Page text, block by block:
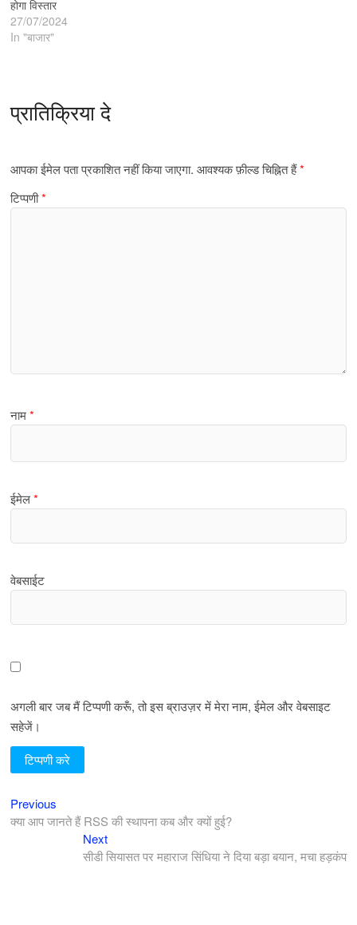
होगा विस्तार
27/07/2024
In "बाजार"
प्रातिक्रिया दे
आपका ईमेल पता प्रकाशित नहीं किया जाएगा. आवश्यक फ़ील्ड चिह्नित हैं*
टिप्पणी*
नाम*
ईमेल*
वेबसाईट
अगली बार जब मैं टिप्पणी करूँ, तो इस ब्राउज़र में मेरा नाम, ईमेल और वेबसाइट
सहेजें।
पोस्ट
नेविगेशन
Previous
post:
क्या आप जानते हैं RSS की स्थापना कब और क्यों हुई?
NextNext
post:
सीडी सियासत पर महाराज सिंधिया ने दिया बड़ा बयान, मचा हड़कंप